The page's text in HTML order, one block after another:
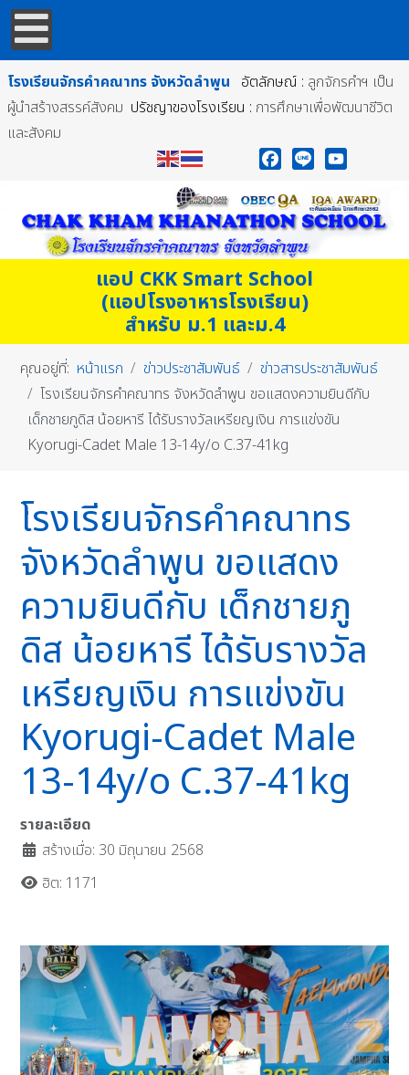
โรงเรียนจักรคำคณาทร จังหวัดลำพูน อัตลักษณ์ : ลูกจักรคำฯ เป็น
ผู้นำสร้างสรรค์สังคม ปรัชญาของโรงเรียน : การศึกษาเพื่อพัฒนาชีวิต
และสังคม
แอป CKK Smart School
(แอปโรงอาหารโรงเรียน)
สำหรับ ม.1 และม.4
คุณอยู่ที่: หน้าแรก ข่าวประชาสัมพันธ์
ข่าวสารประชาสัมพันธ์
โรงเรียนจักรคำคณาทร จังหวัดลำพูน ขอแสดงความยินดีกับ
เด็กชายภูดิส น้อยหารี ได้รับรางวัลเหรียญเงิน การแข่งขัน
Kyorugi-Cadet Male 13-14y/o C.37-41kg
โรงเรียนจักรคำคณาทร
จังหวัดลำพูน ขอแสดง
ความยินดีกับ เด็กชายภู
ดิส น้อยหารี ได้รับรางวัล
เหรียญเงิน การแข่งขัน
Kyorugi-Cadet Male
13-14y/o C.37-41kg
รายละเอียด
สร้างเมื่อ: 30 มิถุนายน 2568
ฮิต: 1171